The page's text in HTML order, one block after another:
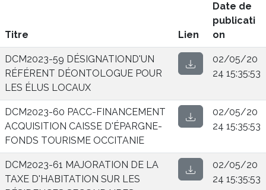
Titre Lien
Date de
publicati
on
DCM2023-59 DÉSIGNATIOND'UN
RÉFÉRENT DÉONTOLOGUE POUR
LES ÉLUS LOCAUX
02/05/20
24 15:35:53
DCM2023-60 PACC-FINANCEMENT
ACQUISITION CAISSE D'ÉPARGNE-
FONDS TOURISME OCCITANIE
02/05/20
24 15:35:53
DCM2023-61 MAJORATION DE LA
TAXE D'HABITATION SUR LES
02/05/20
24 15:35:53